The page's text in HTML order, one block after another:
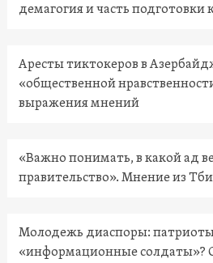
демагогия и часть
Аресты тиктокеров в
«общественной
выражения мнений
«Важно понимать, в какой ад
правительство». Мнение из
Молодежь диаспоры:
«информационные солдаты»?